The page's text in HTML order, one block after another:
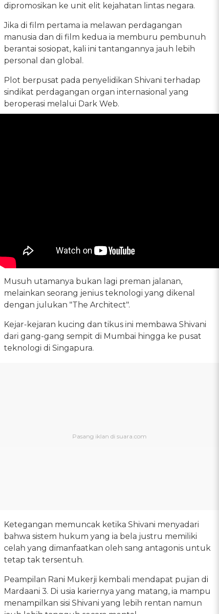
dipromosikan ke unit elit kejahatan lintas negara.
Jika di film pertama ia melawan perdagangan
manusia dan di film kedua ia memburu pembunuh
berantai sosiopat, kali ini tantangannya jauh lebih
personal dan global.
Plot berpusat pada penyelidikan Shivani terhadap
sindikat perdagangan organ internasional yang
beroperasi melalui Dark Web.
Musuh utamanya bukan lagi preman jalanan,
melainkan seorang jenius teknologi yang dikenal
dengan julukan "The Architect".
Kejar-kejaran kucing dan tikus ini membawa Shivani
dari gang-gang sempit di Mumbai hingga ke pusat
teknologi di Singapura.
Ketegangan memuncak ketika Shivani menyadari
bahwa sistem hukum yang ia bela justru memiliki
celah yang dimanfaatkan oleh sang antagonis untuk
tetap tak tersentuh.
Peampilan Rani Mukerji kembali mendapat pujian di
Mardaani 3. Di usia kariernya yang matang, ia mampu
menampilkan sisi Shivani yang lebih rentan namun